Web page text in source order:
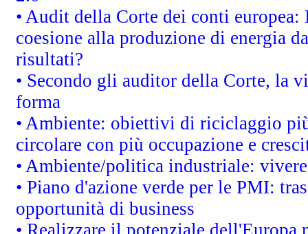
• Audit della Corte dei conti
coesione alla produzione di energia
risultati?
• Secondo gli auditor della Corte, la
forma
• Ambiente: obiettivi di riciclaggio
circolare con più occupazione e
• Ambiente/politica industriale:
• Piano d'azione verde per le PMI:
opportunità di business
• Realizzare il potenziale